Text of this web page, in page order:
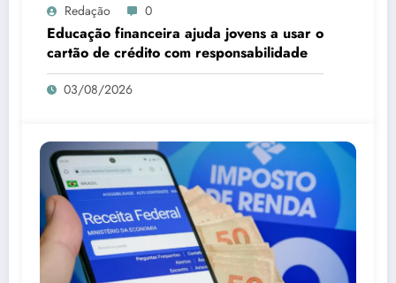
Redação 0
Educação financeira ajuda jovens a usar o
cartão de crédito com responsabilidade
03/08/2026